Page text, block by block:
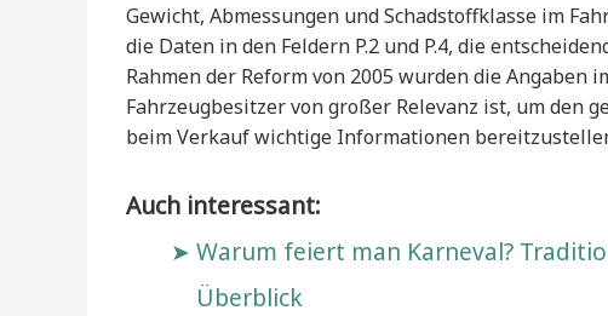
Gewicht, Abmessungen und Schadstoffklasse im
die Daten in den Feldern P.2 und P.4, die
Rahmen der Reform von 2005 wurden die
Fahrzeugbesitzer von großer Relevanz ist, um den
beim Verkauf wichtige Informationen
Auch interessant:
Warum feiert man Karneval?
Überblick